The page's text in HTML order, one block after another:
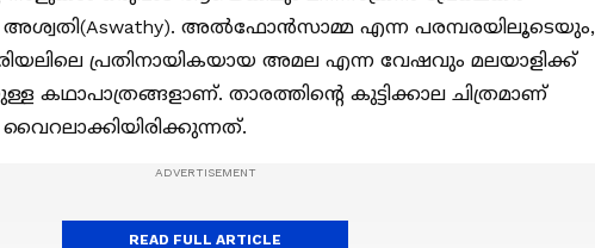
അല്‍ഫോന്‍സാമ്മ എന്ന പരമ്പരയിലൂടെയും,
പ്രതിനായികയായ അമല എന്ന വേഷവും മലയാളിക്ക്
കഥാപാത്രങ്ങളാണ്. താരത്തിന്റെ കുട്ടിക്കാല ചിത്രമാണ്
READ FULL ARTICLE